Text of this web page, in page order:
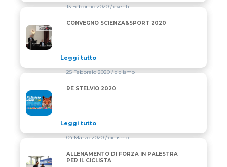
CONVEGNO SCIENZA&SPORT 2020
13 Febbraio 2020/ eventi
CONVEGNO SCIENZA&SPORT 2020
Leggi tutto
RE STELVIO 2020
25 Febbraio 2020/ ciclismo
RE STELVIO 2020
Leggi tutto
ALLENAMENTO DI FORZA IN PALESTRA PER IL
04 Marzo 2020/ ciclismo
ALLENAMENTO DI FORZA IN PALESTRA
PER IL CICLISTA